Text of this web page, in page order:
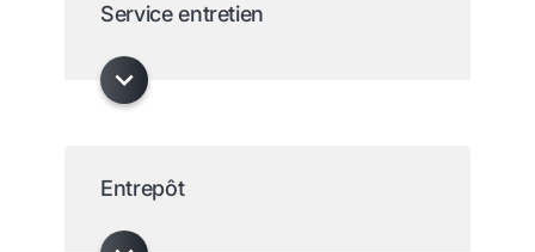
Service entretien
Entrepôt